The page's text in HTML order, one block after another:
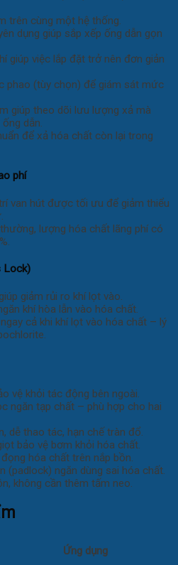
trên cùng một hệ thống.
dụng giúp sắp xếp ống dẫn gọn
giúp việc lắp đặt trở nên đơn giản
phao (tùy chọn) để giám sát mức
giúp theo dõi lưu lượng xả mà
dẫn.
để xả hóa chất còn lại trong
phí
van hút được tối ưu để giảm thiểu
lượng hóa chất lãng phí có
Lock)
giảm rủi ro khí lọt vào.
khí hòa lẫn vào hóa chất.
cả khi khí lọt vào hóa chất – lý
vệ khỏi tác động bên ngoài.
ngăn tạp chất – phù hợp cho hai
dễ thao tác, hạn chế tràn đổ.
bảo vệ bơm khỏi hóa chất.
hóa chất trên nắp bồn.
(padlock) ngăn dùng sai hóa chất.
không cần thêm tấm neo.
Ứng dụng